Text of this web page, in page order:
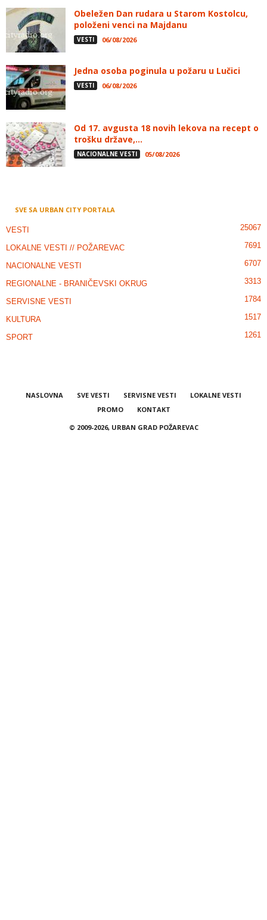
Obeležen Dan rudara u Starom Kostolcu,
položeni venci na Majdanu
VESTI 06/08/2026
Jedna osoba poginula u požaru u Lučici
VESTI 06/08/2026
Od 17. avgusta 18 novih lekova na recept o
trošku države,...
NACIONALNE VESTI 05/08/2026
SVE SA URBAN CITY PORTALA
VESTI 25067
LOKALNE VESTI // POŽAREVAC 7691
NACIONALNE VESTI 6707
REGIONALNE - BRANIČEVSKI OKRUG 3313
SERVISNE VESTI 1784
KULTURA 1517
SPORT 1261
NASLOVNA SVE VESTI SERVISNE VESTI
LOKALNE VESTI
PROMO
KONTAKT
© 2009-2026, URBAN GRAD POŽAREVAC